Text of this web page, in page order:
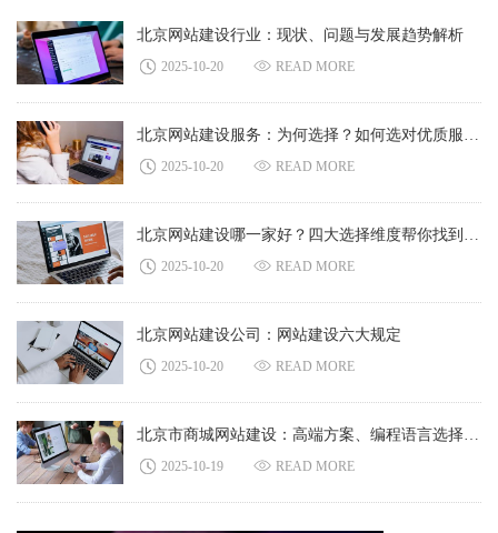
北京网站建设行业：现状、问题与发展趋势解析
2025-10-20 READ MORE
2025-10-20 READ MORE
2025-10-20 READ MORE
北京网站建设公司：网站建设六大规定
2025-10-20 READ MORE
2025-10-19 READ MORE